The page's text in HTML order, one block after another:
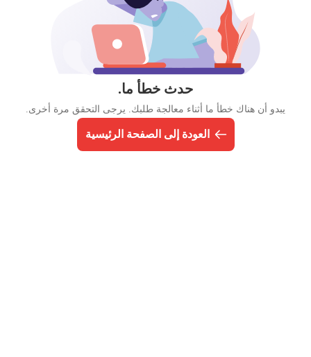
حدث خطأ ما.
يبدو أن هناك خطأ ما أثناء معالجة طلبك. يرجى التحقق مرة أخرى.
العودة إلى الصفحة الرئيسية